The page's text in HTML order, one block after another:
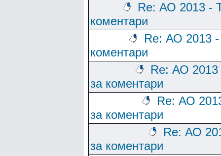
Re: АО 2013 -
коментари
Re: АО 2013
коментари
Re: АО
за коментари
Re: АО
за коментари
Re: АО
за коментари